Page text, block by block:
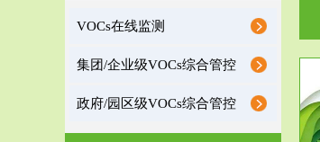
VOCs在线监测
集团/企业级VOCs综合管控
政府/园区级VOCs综合管控